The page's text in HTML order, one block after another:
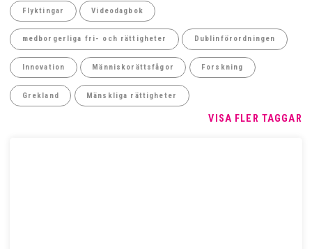
Flyktingar Videodagbok
medborgerliga fri- och rättigheter Dublinförordningen
Innovation Människorättsfågor Forskning
Grekland Mänskliga rättigheter
VISA FLER TAGGAR